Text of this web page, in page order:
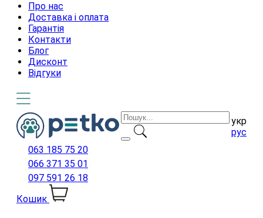
Про нас
Доставка і оплата
Гарантія
Контакти
Блог
Дисконт
Відгуки
укр
рус
063 185 75 20
066 371 35 01
097 591 26 18
Кошик